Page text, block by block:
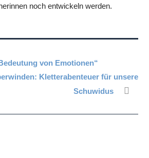
noch entwickeln werden.
von Emotionen“
Kletterabenteuer für unsere
Schuwidus